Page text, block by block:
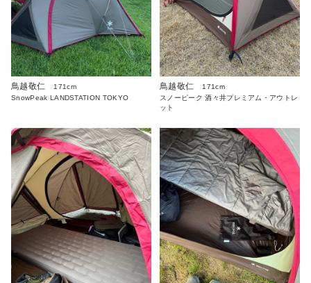
鳥越敬仁
171cm
SnowPeak LANDSTATION TOKYO
鳥越敬仁
171cm
スノーピーク 酒々井プレミアム・アウトレ
ット